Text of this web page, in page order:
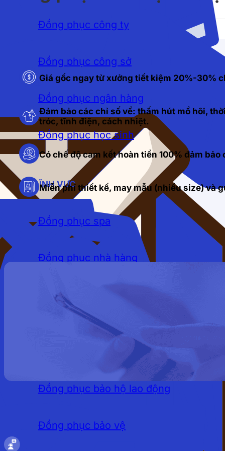
Đồng phục công ty
Đồng phục công sở
Đồng phục ngân hàng
Đồng phục học sinh
LĨNH VỰC
Đồng phục spa
Đồng phục nhà hàng
Đồng phục khách sạn
Đồng phục quán cafe
Đồng phục bảo hộ lao động
Đồng phục bảo vệ
Giá gốc ngay từ xưởng tiết kiệm 20%-30%
Đảm bảo các chỉ số về: thấm hút mồ hôi,
tróc, tĩnh điện, cách nhiệt.
Có chế độ cam kết hoàn tiền 100% đảm
Miễn phí thiết kế, may mẫu (nhiều size) và